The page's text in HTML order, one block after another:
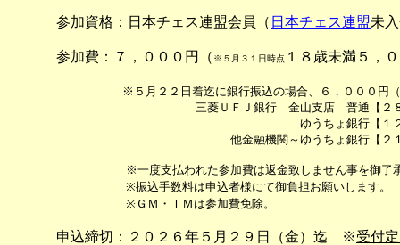
参加資格： 日本チェス連盟会員（ 日本チェス連盟未
参加費：７，０００円（ ※５月３１日時点 １８歳未満５，
※５月２２日着迄に銀行振込の場合、６，０００円（
三菱ＵＦＪ銀行 金山支店 普通【２８８－０２
ゆうちょ銀行【１２１２０－７９２
他金融機関～ゆうちょ銀行【２１８－普通－
※一度支払われた参加費は返金致しません事を御了承下
※振込手数料は申込者様にて御負担お願いします。
※ＧＭ・ＩＭは参加費免除。
申込締切：２０２６年５月２９日（金）迄 ※受付